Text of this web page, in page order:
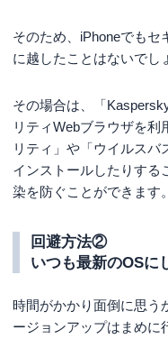
そのため、iPhoneでもセ
に越したことはないでし
その場合は、「
リティWebブラウザを利
リティ」や「ウイルスバ
インストールしたりする
染を防ぐことができます。
回避方法②
いつも最新のOSに
時間がかかり面倒に思う
ージョンアップはまめに